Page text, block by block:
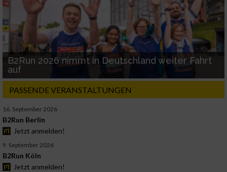
B2Run 2026 nimmt in Deutschland weiter Fahrt
auf
PASSENDE VERANSTALTUNGEN
16. September 2026
B2Run Berlin
Jetzt anmelden!
9. September 2026
B2Run Köln
Jetzt anmelden!